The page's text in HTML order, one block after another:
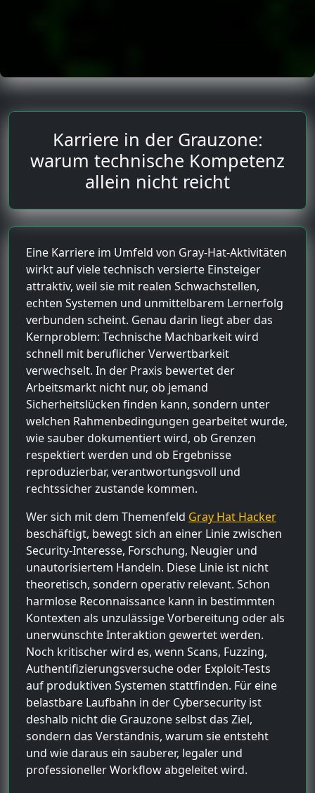
Karriere in der Grauzone:
warum technische Kompetenz
allein nicht reicht
Eine Karriere im Umfeld von Gray-Hat-Aktivitäten
wirkt auf viele technisch versierte Einsteiger
attraktiv, weil sie mit realen Schwachstellen,
echten Systemen und unmittelbarem Lernerfolg
verbunden scheint. Genau darin liegt aber das
Kernproblem: Technische Machbarkeit wird
schnell mit beruflicher Verwertbarkeit
verwechselt. In der Praxis bewertet der
Arbeitsmarkt nicht nur, ob jemand
Sicherheitslücken finden kann, sondern unter
welchen Rahmenbedingungen gearbeitet wurde,
wie sauber dokumentiert wird, ob Grenzen
respektiert werden und ob Ergebnisse
reproduzierbar, verantwortungsvoll und
rechtssicher zustande kommen.
Wer sich mit dem Themenfeld Gray Hat Hacker
beschäftigt, bewegt sich an einer Linie zwischen
Security-Interesse, Forschung, Neugier und
unautorisiertem Handeln. Diese Linie ist nicht
theoretisch, sondern operativ relevant. Schon
harmlose Reconnaissance kann in bestimmten
Kontexten als unzulässige Vorbereitung oder als
unerwünschte Interaktion gewertet werden.
Noch kritischer wird es, wenn Scans, Fuzzing,
Authentifizierungsversuche oder Exploit-Tests
auf produktiven Systemen stattfinden. Für eine
belastbare Laufbahn in der Cybersecurity ist
deshalb nicht die Grauzone selbst das Ziel,
sondern das Verständnis, warum sie entsteht
und wie daraus ein sauberer, legaler und
professioneller Workflow abgeleitet wird.